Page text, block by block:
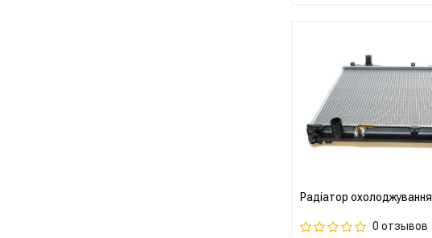
Радіатор охолоджування
0 отзывов